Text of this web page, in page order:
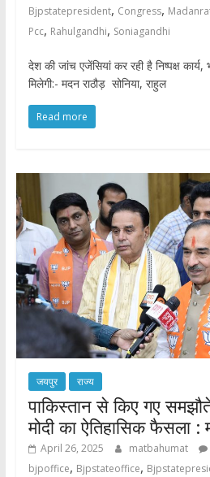
Bjpstatepresident, Congress,
Pcc, Rahulgandhi, Soniagandhi
देश की जांच एजेंसियां कर रही है निष्पक्ष कार्य,
मिलेगी:- मदन राठौड़ सोनिया, राहुल
Read more
जयपुर राज्य
पाकिस्तान से किए गए
मोदी का ऐतिहासिक फैसला :
April 26, 2025 matbahumat
bjpoffice, Bjpstateoffice,